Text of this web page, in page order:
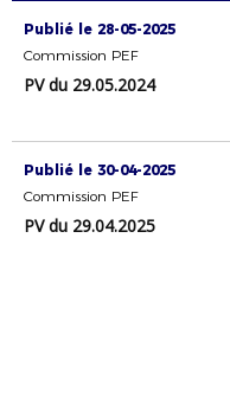
Publié le 28-05-2025
Commission PEF
PV du 29.05.2024
Publié le 30-04-2025
Commission PEF
PV du 29.04.2025